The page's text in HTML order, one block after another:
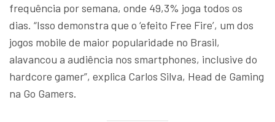
frequência por semana, onde 49,3% joga todos os
dias. “Isso demonstra que o ‘efeito Free Fire’, um dos
jogos mobile de maior popularidade no Brasil,
alavancou a audiência nos smartphones, inclusive do
hardcore gamer”, explica Carlos Silva, Head de Gaming
na Go Gamers.